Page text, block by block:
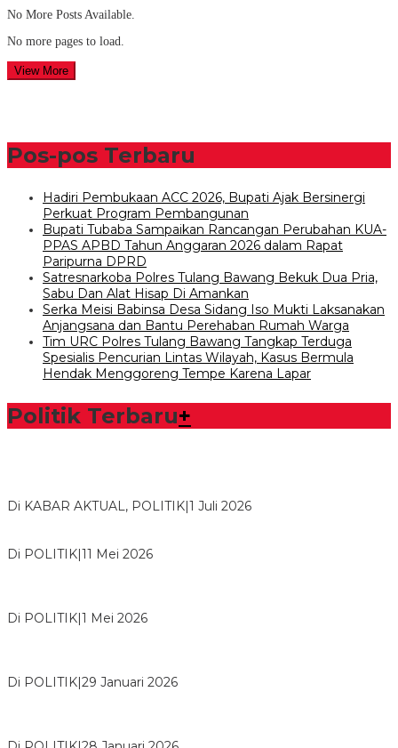
No More Posts Available.
No more pages to load.
View More
Pos-pos Terbaru
Hadiri Pembukaan ACC 2026, Bupati Ajak Bersinergi
Perkuat Program Pembangunan
Bupati Tubaba Sampaikan Rancangan Perubahan KUA-
PPAS APBD Tahun Anggaran 2026 dalam Rapat
Paripurna DPRD
Satresnarkoba Polres Tulang Bawang Bekuk Dua Pria,
Sabu Dan Alat Hisap Di Amankan
Serka Meisi Babinsa Desa Sidang Iso Mukti Laksanakan
Anjangsana dan Bantu Perehaban Rumah Warga
Tim URC Polres Tulang Bawang Tangkap Terduga
Spesialis Pencurian Lintas Wilayah, Kasus Bermula
Hendak Menggoreng Tempe Karena Lapar
Politik Terbaru+
Di KABAR AKTUAL, POLITIK|1 Juli 2026
Di POLITIK|11 Mei 2026
Di POLITIK|1 Mei 2026
Di POLITIK|29 Januari 2026